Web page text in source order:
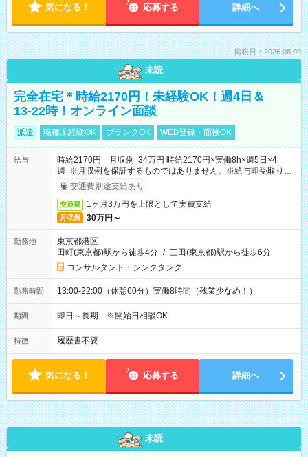
気になる！ 応募する 詳細へ
掲載日：2026.08.09
未読
完全在宅＊時給2170円！未経験OK！週4日＆
13-22時！オンライン面談
派遣 職種未経験OK ブランクOK WEB登録・面接OK
給与
時給2170円 月収例 34万円 時給2170円×実働8h×週5日×4
週 ※月収例を保証するものではありません。※給与即受取りサ
ービス利用可（利用条件有）
交通費別途支給あり
交通費 1ヶ月3万円を上限として実費支給
月収例 30万円～
勤務地
東京都港区
田町(東京都)駅から徒歩4分 / 三田(東京都)駅から徒歩6分
コンサルタント・シンクタンク
勤務時間 13:00-22:00（休憩60分）実働8時間（残業少なめ！）
期間 即日～長期 ※開始日相談OK
特徴 履歴書不要
気になる！ 応募する 詳細へ
未読